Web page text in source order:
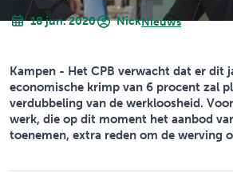
18 jun. 2020 NickNieuws
Kampen - Het CPB verwacht dat er dit
economische krimp van 6 procent zal
verdubbeling van de werkloosheid.
werk, die op dit moment het aanbod
toenemen, extra reden om de werving